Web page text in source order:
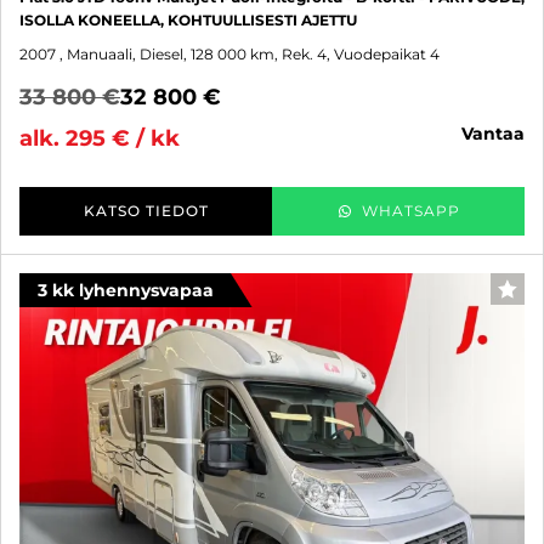
ISOLLA KONEELLA, KOHTUULLISESTI AJETTU
2007 , Manuaali, Diesel, 128 000 km, Rek. 4, Vuodepaikat 4
33 800 €32 800 €
alk. 295 € / kk
vantaa
KATSO TIEDOT WHATSAPP
3 kk lyhennysvapaa